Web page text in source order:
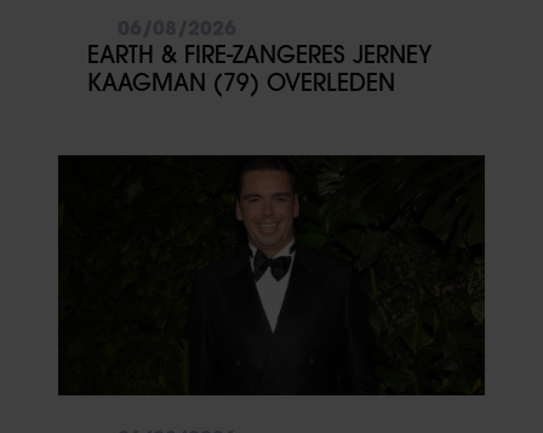
EARTH & FIRE-ZANGERES JERNEY
KAAGMAN (79) OVERLEDEN